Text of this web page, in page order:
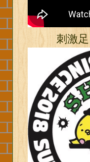
刺激